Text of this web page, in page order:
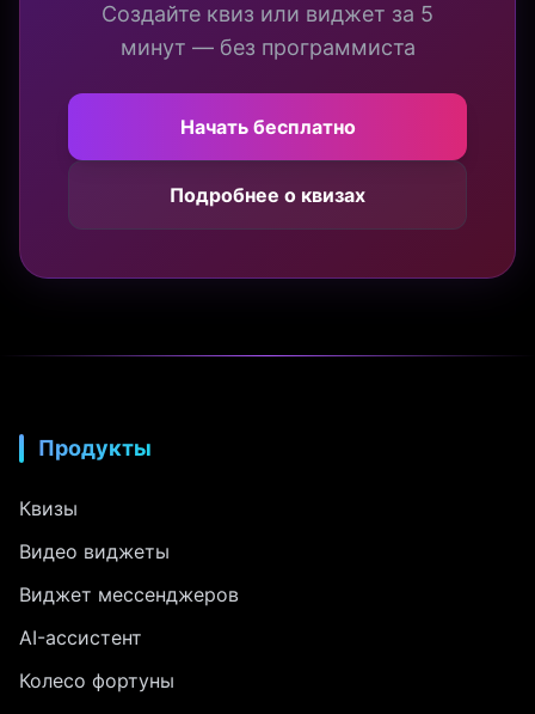
Создайте квиз или виджет за 5
минут — без программиста
Начать бесплатно
Подробнее о квизах
Продукты
Квизы
Видео виджеты
Виджет мессенджеров
AI-ассистент
Колесо фортуны